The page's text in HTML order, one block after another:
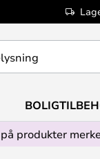
produkter